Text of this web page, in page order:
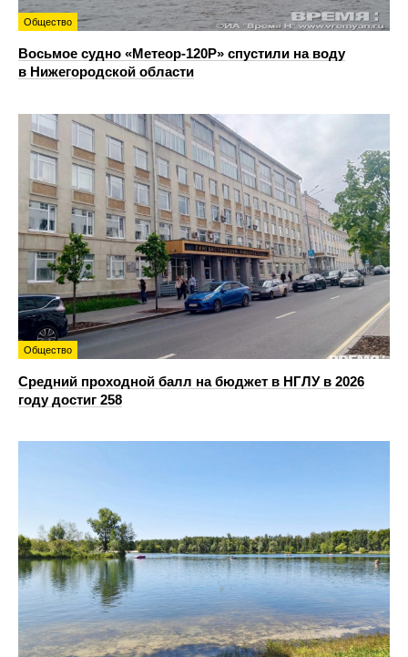
Общество
Восьмое судно «Метеор-120Р» спустили на воду
в Нижегородской области
Общество
Средний проходной балл на бюджет в НГЛУ в 2026
году достиг 258